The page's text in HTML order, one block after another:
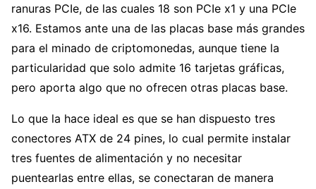
ranuras PCIe, de las cuales 18 son PCIe x1 y una PCIe
x16. Estamos ante una de las placas base más grandes
para el minado de criptomonedas, aunque tiene la
particularidad que solo admite 16 tarjetas gráficas,
pero aporta algo que no ofrecen otras placas base.
Lo que la hace ideal es que se han dispuesto tres
conectores ATX de 24 pines, lo cual permite instalar
tres fuentes de alimentación y no necesitar
puentearlas entre ellas, se conectaran de manera